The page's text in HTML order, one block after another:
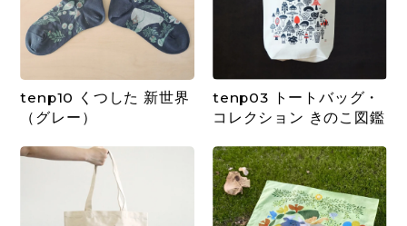
tenp10 くつした 新世界
（グレー）
tenp03 トートバッグ・
コレクション きのこ図鑑